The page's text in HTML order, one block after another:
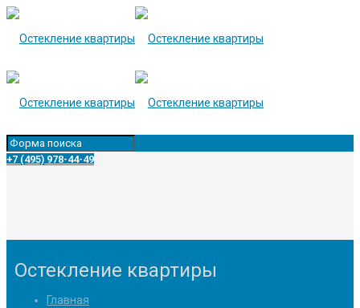
+7 (495) 978-44-49
Остекление квартиры
Главная